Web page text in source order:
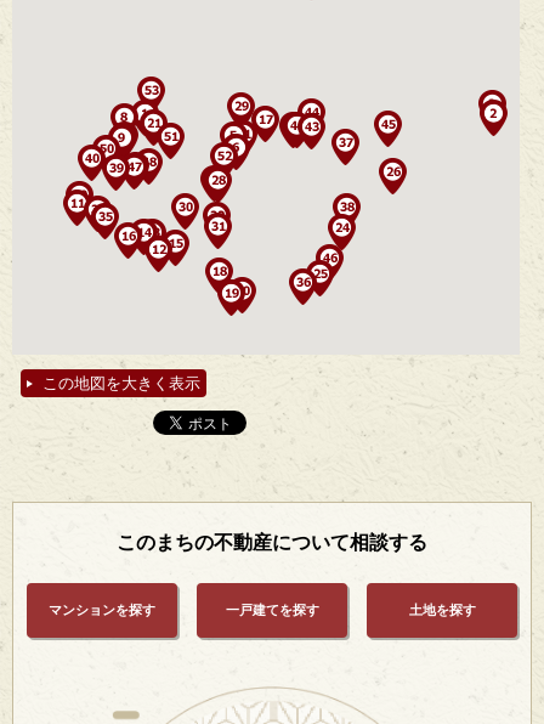
この地図を大きく表示
このまちの不動産について相談する
マンションを探す 一戸建てを探す 土地を探す
ご売却をご検討中なら ご購入をご検討中なら